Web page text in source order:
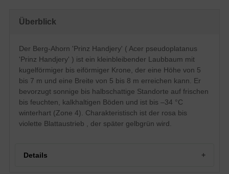
Wuchs
Blatt
Sommergrün, breit-handförmig,
fünflappig, tief eingeschnitten, breit
zugespitzt, gezahnter Rand, im Austrieb
rosa bis violett, dann gelbgrün, im Herbst
gelb, ca. 12 bis 20 cm groß
Frucht
Braune Flügelfrucht
Blüte
Gelbgrüne und hängende Trauben
Blütezeit
Mai
Boden
Überblick
Der Berg-Ahorn 'Prinz Handjery' ( Acer pseudoplatanus
'Prinz Handjery' ) ist ein kleinbleibender Laubbaum mit
kugelförmiger bis eiförmiger Krone, der eine Höhe von 5
bis 7 m und eine Breite von 5 bis 8 m erreichen kann. Er
bevorzugt sonnige bis halbschattige Standorte auf frischen
bis feuchten, kalkhaltigen Böden und ist bis –34 °C
winterhart (Zone 4). Charakteristisch ist der rosa bis
violette Blattaustrieb , der später gelbgrün wird.
Details